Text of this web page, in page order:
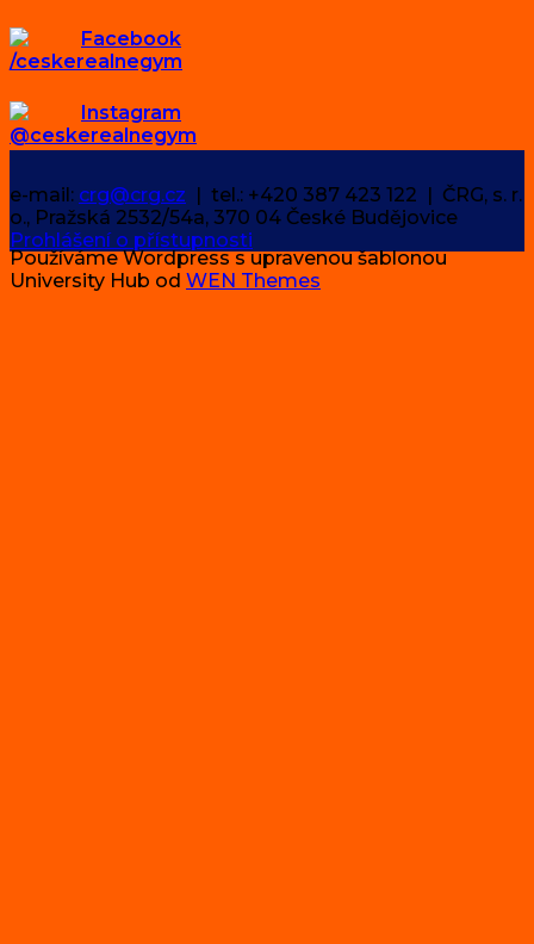
Facebook
/ceskerealnegym
Instagram
@ceskerealnegym
e-mail: crg@crg.cz | tel.: +420 387 423 122 | ČRG, s. r.
o., Pražská 2532/54a, 370 04 České Budějovice
Prohlášení o přístupnosti
Používáme Wordpress s upravenou šablonou
University Hub od WEN Themes